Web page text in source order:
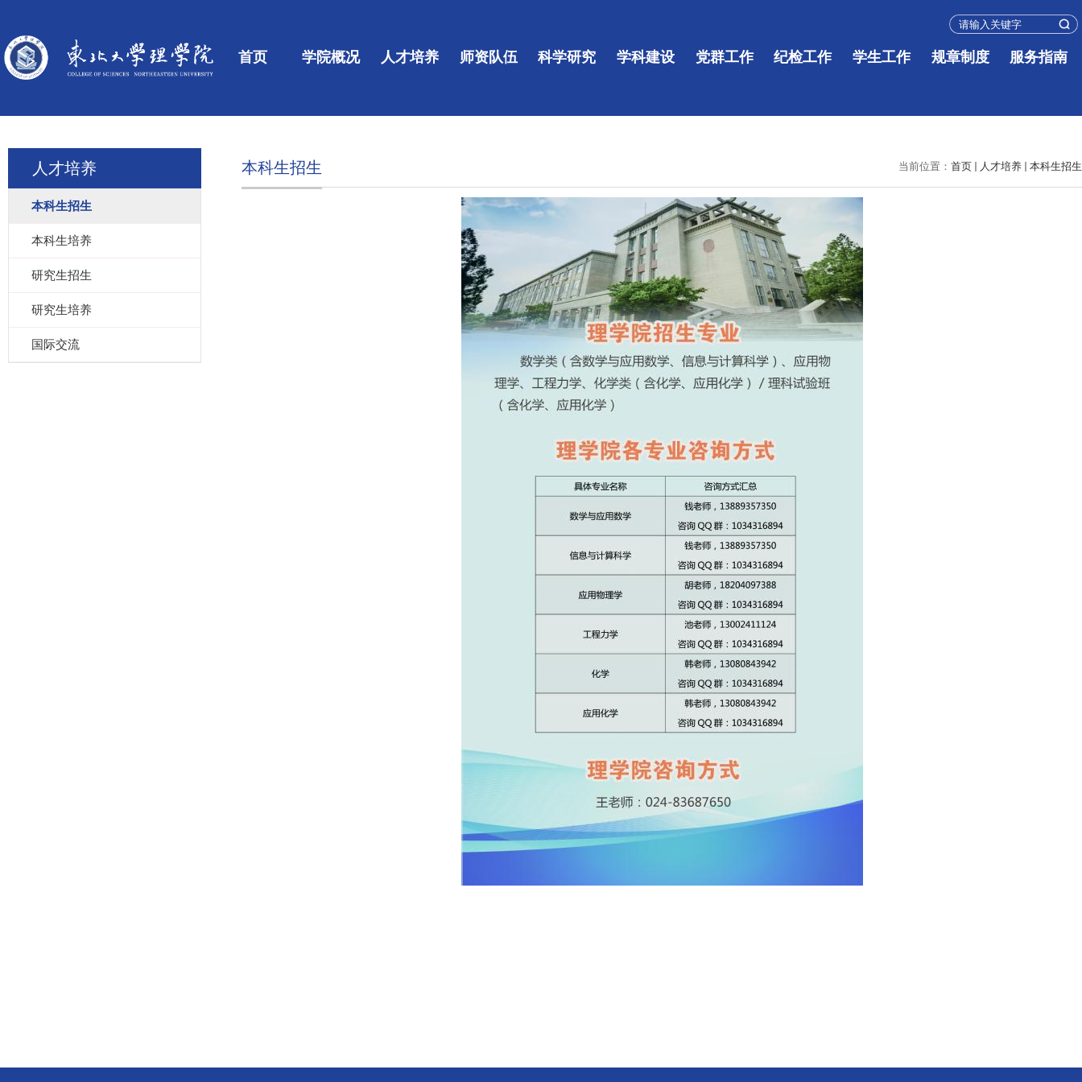
首页 学院概况 人才培养 师资队伍 科学研究 学科建设 党群工作 纪检工作 学生工作 规章制度 服务指南
人才培养
本科生招生
本科生培养
研究生招生
研究生培养
国际交流
当前位置： 首页 人才培养 本科生招生
本科生招生